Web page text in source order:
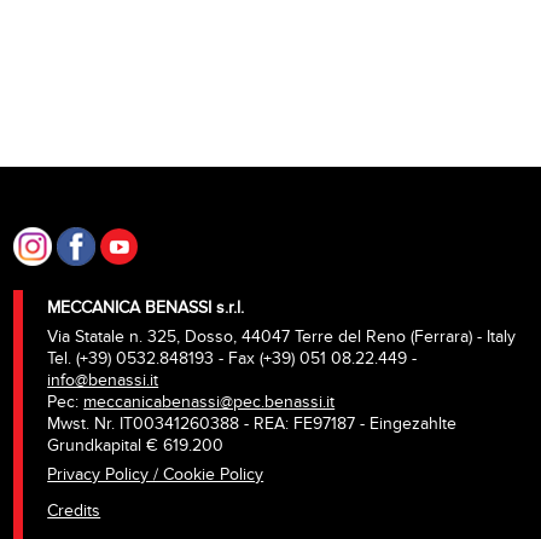
MECCANICA BENASSI s.r.l.
Via Statale n. 325, Dosso, 44047 Terre del Reno (Ferrara) - Italy
Tel. (+39) 0532.848193 - Fax (+39) 051 08.22.449 -
info@benassi.it
Pec: meccanicabenassi@pec.benassi.it
Mwst. Nr. IT00341260388 - REA: FE97187 - Eingezahlte
Grundkapital € 619.200
Privacy Policy / Cookie Policy
Credits